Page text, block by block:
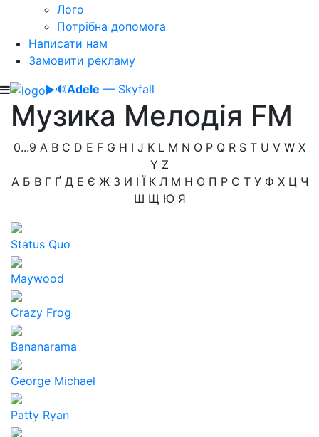
Лого
Потрібна допомога
Написати нам
Замовити рекламу
🔊Adele — Skyfall
Музика Мелодія FM
0...9 A B C D E F G H I J K L M N O P Q R S T U V W X
Y Z
А Б В Г Ґ Д Е Є Ж З И І Ї К Л М Н О П Р С Т У Ф Х Ц Ч
Ш Щ Ю Я
Status Quo
Maywood
Crazy Frog
Bananarama
George Michael
Patty Ryan